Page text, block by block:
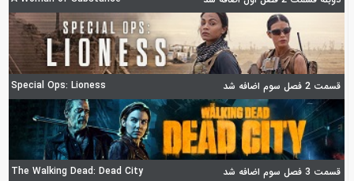
قسمت 2 فصل سوم اضافه شد Special Ops: Lioness
قسمت 3 فصل سوم اضافه شد The Walking Dead: Dead City